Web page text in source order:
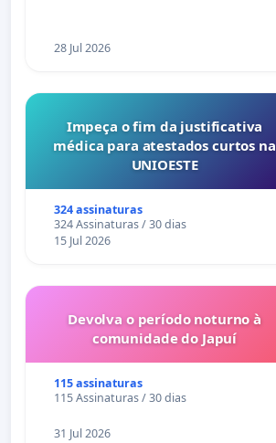
28 Jul 2026
Impeça o fim da justificativa
médica para atestados curtos na
UNIOESTE
324 assinaturas
324 Assinaturas / 30 dias
15 Jul 2026
Devolva o período noturno à
comunidade do Japuí
115 assinaturas
115 Assinaturas / 30 dias
31 Jul 2026